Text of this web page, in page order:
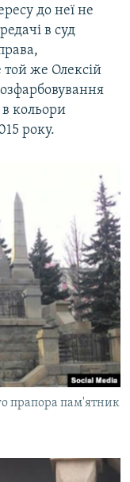
до неї не
в суд
той же Олексій
кольори
року.
прапора пам'ятник